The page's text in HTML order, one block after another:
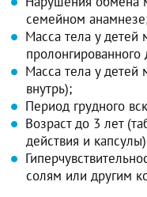
семейном
Масса тела у детей
пролонгированного
Масса тела у детей
внутрь);
Период грудного
Возраст до 3 лет
действия и
солям или другим